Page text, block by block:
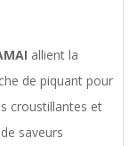
allient la
de piquant pour
croustillantes et
saveurs